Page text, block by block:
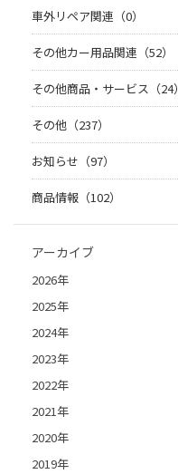
車外リペア関連（0）
その他カー用品関連（52）
その他商品・サービス（24）
その他（237）
お知らせ（97）
商品情報（102）
アーカイブ
2026年
2025年
2024年
2023年
2022年
2021年
2020年
2019年